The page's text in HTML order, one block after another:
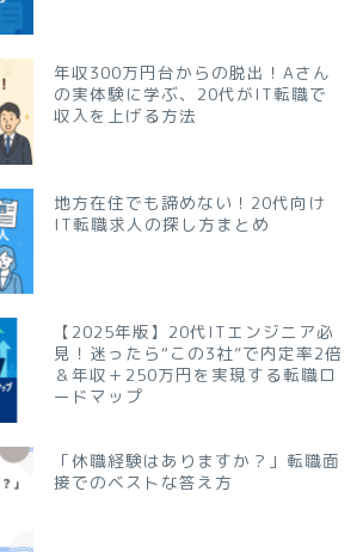
年収300万円台からの脱出！Aさん
の実体験に学ぶ、20代がIT転職で
収入を上げる方法
地方在住でも諦めない！20代向け
IT転職求人の探し方まとめ
【2025年版】20代ITエンジニア必
見！迷ったら“この3社”で内定率2倍
＆年収＋250万円を実現する転職ロ
ードマップ
「休職経験はありますか？」転職面
接でのベストな答え方